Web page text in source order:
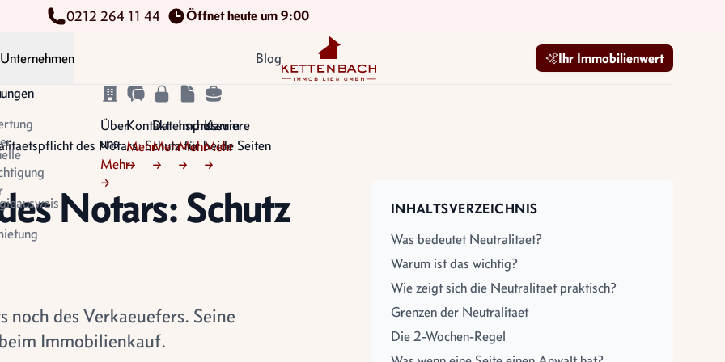
0212 264 11 44
Öffnet heute um 9:00
Unternehmen
Über
uns
Mehr
→
Kontakt
Mehr
→
Datenschutz
Mehr
→
Impressum
Mehr
→
Karriere
Mehr
→
Blog Kettenbach Immobilien GmbH Ihr Immobilienwert
des Notars: Schutz für beide Seiten
Notars: Schutz
des Verkaeuefers. Seine
Immobilienkauf.
INHALTSVERZEICHNIS
Was bedeutet Neutralitaet?
Warum ist das wichtig?
Wie zeigt sich die Neutralitaet praktisch?
Grenzen der Neutralitaet
Die 2-Wochen-Regel